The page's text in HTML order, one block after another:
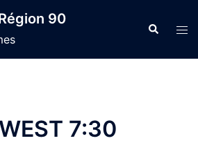
90
Search
7:30